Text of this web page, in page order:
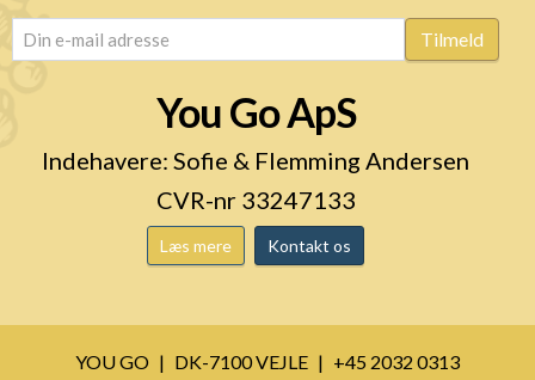
email (Påkrævet) Tilmeld
You Go ApS
Indehavere: Sofie & Flemming Andersen
CVR-nr 33247133
Læs mere Kontakt os
YOU GO DK-7100 VEJLE
+45 2032 0313